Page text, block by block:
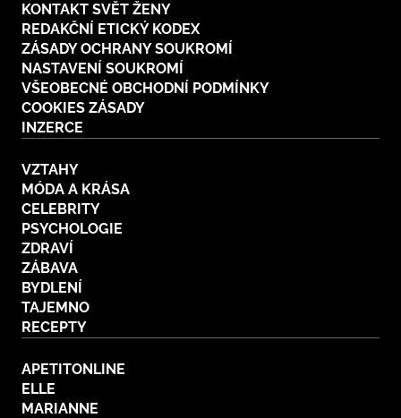
KONTAKT SVĚT ŽENY
REDAKČNÍ ETICKÝ KODEX
ZÁSADY OCHRANY SOUKROMÍ
NASTAVENÍ SOUKROMÍ
VŠEOBECNÉ OBCHODNÍ PODMÍNKY
COOKIES ZÁSADY
INZERCE
VZTAHY
MÓDA A KRÁSA
CELEBRITY
PSYCHOLOGIE
ZDRAVÍ
ZÁBAVA
BYDLENÍ
TAJEMNO
RECEPTY
APETITONLINE
ELLE
MARIANNE